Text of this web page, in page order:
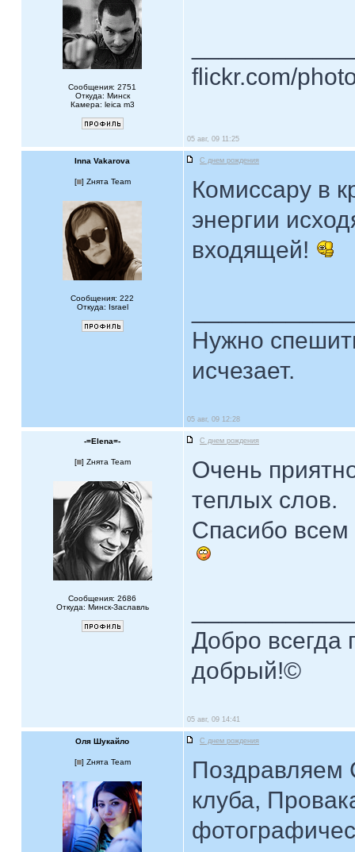
Сообщения: 2751
Откуда: Минск
Камера: leica m3
flickr.com/
05 авг, 09 11:25
Inna Vakarova С днем рождения
[ ] Zнята Team
Сообщения: 222
Откуда: Israel
Комиссару в
энергии
входящей!
Нужно
исчезает.
05 авг, 09 12:28
-=Elena=- С днем рождения
[ ] Zнята Team
Сообщения: 2686
Откуда: Минск-Заславль
Очень
теплых слов.
Спасибо
Добро всегда
добрый!©
05 авг, 09 14:41
Оля Шукайло С днем рождения
[ ] Zнята Team
Поздравляем
клуба,